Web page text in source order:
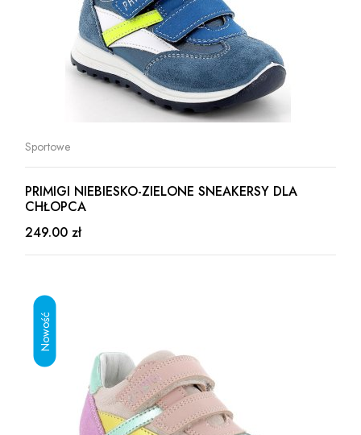
Sportowe
PRIMIGI NIEBIESKO-ZIELONE SNEAKERSY DLA
CHŁOPCA
249.00 zł